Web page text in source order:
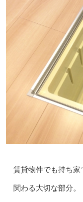
賃貸物件でも持ち
関わる大切な部分。